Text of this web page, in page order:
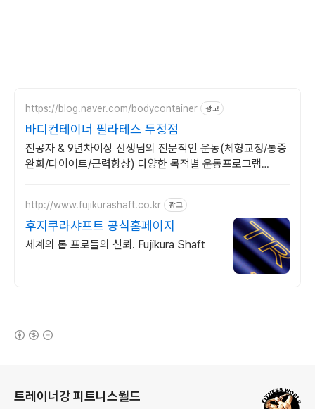
https://blog.naver.com/bodycontainer 광고
바디컨테이너 필라테스 두정점
전공자 & 9년차이상 선생님의 전문적인 운동(체형교정/통증
완화/다이어트/근력향상) 다양한 목적별 운동프로그램
http://www.fujikurashaft.co.kr 광고
후지쿠라샤프트 공식홈페이지
세계의 톱 프로들의 신뢰. Fujikura Shaft
트레이너강 피트니스월드